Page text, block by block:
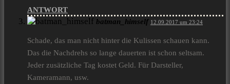
ANTWORT
batman_himself 12.09.2017 um 23:24
Schade, das man nicht hinter die Kulissen schauen kann.
Das die Nachdrehs so lange dauerten ist schon seltsam.
Jeder zusätzliche Tag kostet Geld. Für Darsteller,
Kameramann, usw.